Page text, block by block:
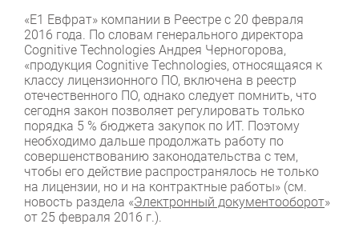
«Е1 Евфрат» компании в Реестре с 20 февраля
2016 года. По словам генерального директора
Cognitive Technologies Андрея Черногорова,
«продукция Cognitive Technologies, относящаяся к
классу лицензионного ПО, включена в реестр
отечественного ПО, однако следует помнить, что
сегодня закон позволяет регулировать только
порядка 5 % бюджета закупок по ИТ. Поэтому
необходимо дальше продолжать работу по
совершенствованию законодательства с тем,
чтобы его действие распространялось не только
на лицензии, но и на контрактные работы» (см.
новость раздела «Электронный документооборот»
от 25 февраля 2016 г.).